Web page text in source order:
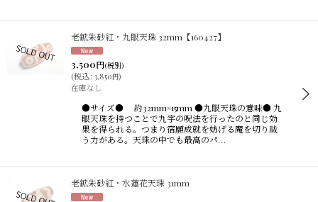
老鉱朱砂紅・九眼天珠 32mm【160427】
3,500円(税別)
(税込: 3,850円)
在庫なし
●サイズ● 約32mm×15mm ●九眼天珠の意味● 九
眼天珠を持つことで九字の呪法を行ったのと同じ効
果を得られる。つまり宿願成就を妨げる魔を切り祓
う力がある。天珠の中でも最高のパ…
老鉱朱砂紅・水蓮花天珠 31mm